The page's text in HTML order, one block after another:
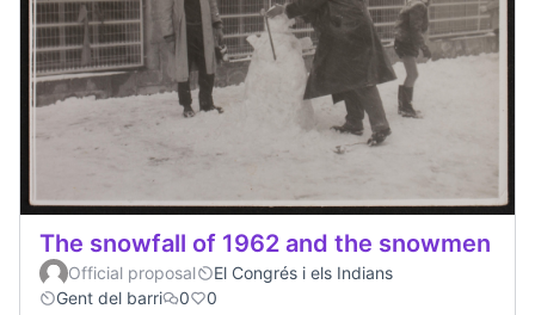
The snowfall of 1962 and the snowmen
Official proposal
El Congrés i els Indians
Gent del barri
0 0